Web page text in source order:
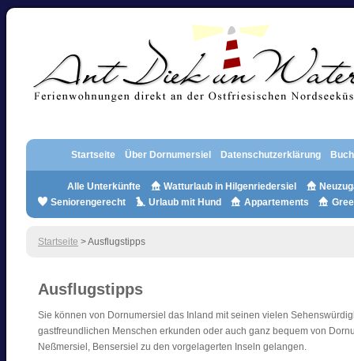
Startseite Über Dornumersiel Datenschutzerklärung
Alle Unterkünfte Watturlaub in Hilgenriedersiel
Seniorengerecht
Urlaub mit Hund Appartements
Startseite > Ausflugstipps
Ausflugstipps
Sie können von Dornumersiel das Inland mit seinen vielen
gastfreundlichen Menschen erkunden oder auch ganz bequem von
Neßmersiel, Bensersiel zu den vorgelagerten Inseln gelangen.